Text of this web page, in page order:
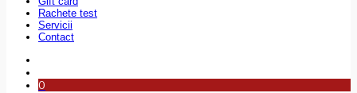
Rachete test
Servicii
Contact
0